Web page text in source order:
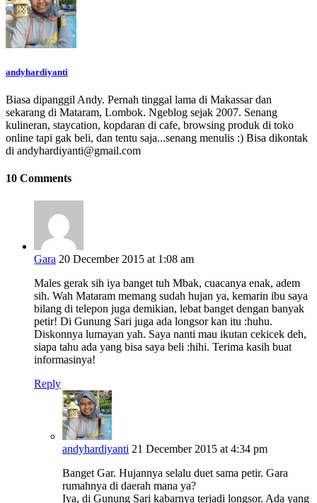
andyhardiyanti
Biasa dipanggil Andy. Pernah tinggal lama di Makassar dan
sekarang di Mataram, Lombok. Ngeblog sejak 2007. Senang
kulineran, staycation, kopdaran di cafe, browsing produk di toko
online tapi gak beli, dan tentu saja...senang menulis :) Bisa dikontak
di andyhardiyanti@gmail.com
10 Comments
Gara 20 December 2015 at 1:08 am
Males gerak sih iya banget tuh Mbak, cuacanya enak, adem
sih. Wah Mataram memang sudah hujan ya, kemarin ibu saya
bilang di telepon juga demikian, lebat banget dengan banyak
petir! Di Gunung Sari juga ada longsor kan itu :huhu.
Diskonnya lumayan yah. Saya nanti mau ikutan cekicek deh,
siapa tahu ada yang bisa saya beli :hihi. Terima kasih buat
informasinya!
Reply
andyhardiyanti 21 December 2015 at 4:34 pm
Banget Gar. Hujannya selalu duet sama petir. Gara
rumahnya di daerah mana ya?
Iya, di Gunung Sari kabarnya terjadi longsor. Ada yang